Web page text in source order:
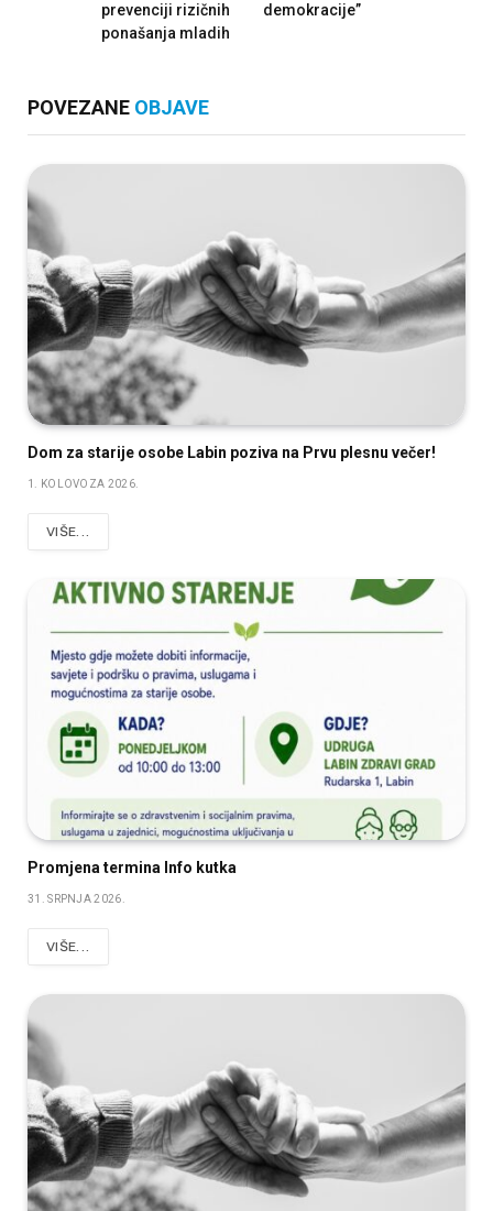
prevenciji rizičnih
ponašanja mladih
demokracije”
POVEZANE OBJAVE
Dom za starije osobe Labin poziva na Prvu plesnu večer!
1. KOLOVOZA 2026.
VIŠE...
Promjena termina Info kutka
31. SRPNJA 2026.
VIŠE...